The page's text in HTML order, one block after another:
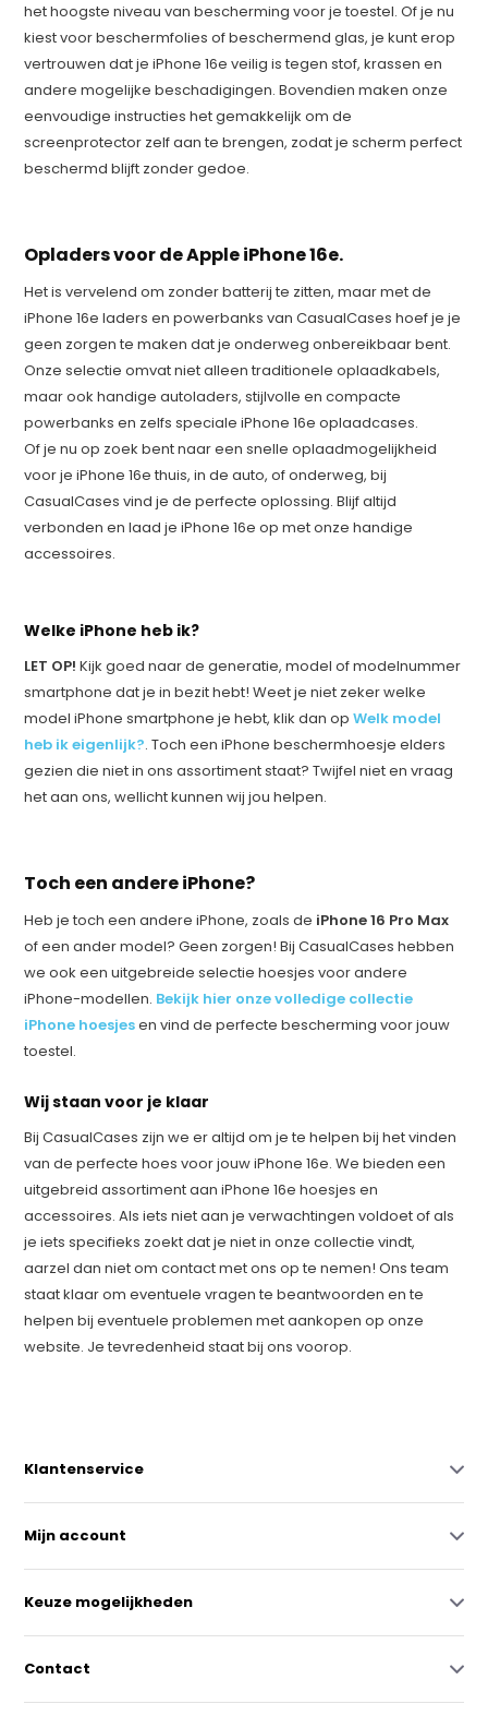
het hoogste niveau van bescherming voor je toestel. Of je nu
kiest voor beschermfolies of beschermend glas, je kunt erop
vertrouwen dat je iPhone 16e veilig is tegen stof, krassen en
andere mogelijke beschadigingen. Bovendien maken onze
eenvoudige instructies het gemakkelijk om de
screenprotector zelf aan te brengen, zodat je scherm perfect
beschermd blijft zonder gedoe.
Opladers voor de Apple iPhone 16e.
Het is vervelend om zonder batterij te zitten, maar met de
iPhone 16e laders en powerbanks van CasualCases hoef je je
geen zorgen te maken dat je onderweg onbereikbaar bent.
Onze selectie omvat niet alleen traditionele oplaadkabels,
maar ook handige autoladers, stijlvolle en compacte
powerbanks en zelfs speciale iPhone 16e oplaadcases.
Of je nu op zoek bent naar een snelle oplaadmogelijkheid
voor je iPhone 16e thuis, in de auto, of onderweg, bij
CasualCases vind je de perfecte oplossing. Blijf altijd
verbonden en laad je iPhone 16e op met onze handige
accessoires.
Welke iPhone heb ik?
LET OP! Kijk goed naar de generatie, model of modelnummer
smartphone dat je in bezit hebt! Weet je niet zeker welke
model iPhone smartphone je hebt, klik dan opWelk model
heb ik eigenlijk?. Toch een iPhone beschermhoesje elders
gezien die niet in ons assortiment staat? Twijfel niet en vraag
het aan ons, wellicht kunnen wij jou helpen.
Toch een andere iPhone?
Heb je toch een andere iPhone, zoals de iPhone 16 Pro Max
of een ander model? Geen zorgen! Bij CasualCases hebben
we ook een uitgebreide selectie hoesjes voor andere
iPhone-modellen. Bekijk hier onze volledige collectie
iPhone hoesjesen vind de perfecte bescherming voor jouw
toestel.
Wij staan voor je klaar
Bij CasualCases zijn we er altijd om je te helpen bij het vinden
van de perfecte hoes voor jouw iPhone 16e. We bieden een
uitgebreid assortiment aan iPhone 16e hoesjes en
accessoires. Als iets niet aan je verwachtingen voldoet of als
je iets specifieks zoekt dat je niet in onze collectie vindt,
aarzel dan niet om contact met ons op te nemen! Ons team
staat klaar om eventuele vragen te beantwoorden en te
helpen bij eventuele problemen met aankopen op onze
website. Je tevredenheid staat bij ons voorop.
Klantenservice
Mijn account
Keuze mogelijkheden
Contact